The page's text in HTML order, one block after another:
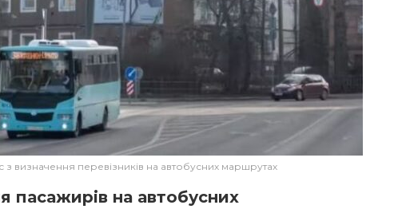
визначення перевізників на автобусних маршрутах
пасажирів на автобусних